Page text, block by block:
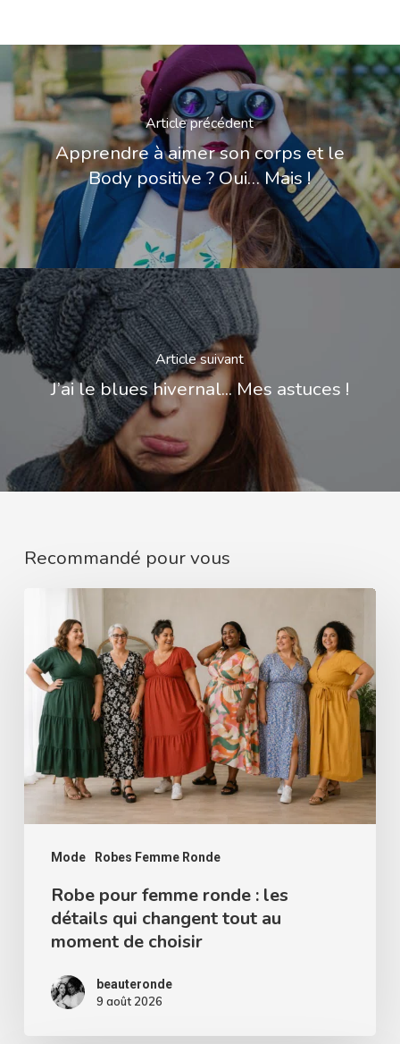
Article précédent
Apprendre à aimer son corps et le
Body positive ? Oui… Mais !
Article suivant
J’ai le blues hivernal... Mes astuces !
Recommandé pour vous
Mode Robes Femme Ronde
femme
ronde
les
détails
changent
moment
choisir
Robe pour femme ronde : les
détails qui changent tout au
moment de choisir
beauteronde
9 août 2026